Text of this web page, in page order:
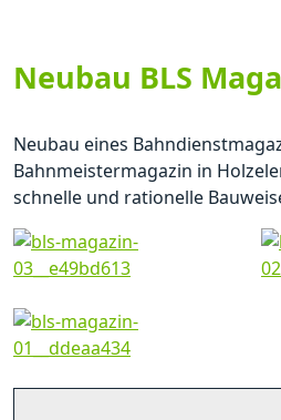
Neubau BLS
Neubau eines
Bahnmeistermagazin in
schnelle und rationelle